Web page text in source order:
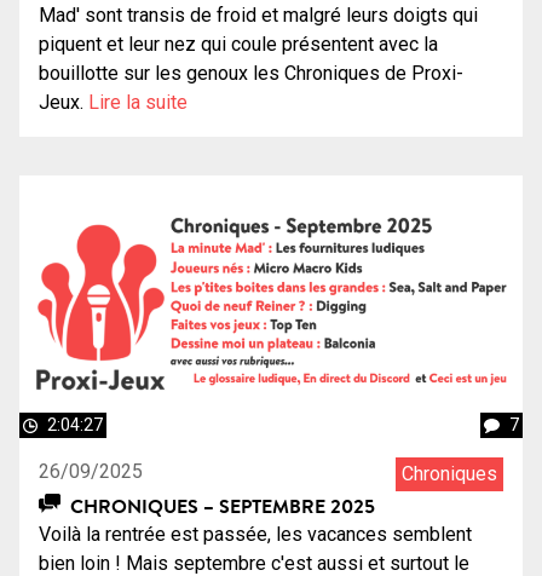
Mad' sont transis de froid et malgré leurs doigts qui
piquent et leur nez qui coule présentent avec la
bouillotte sur les genoux les Chroniques de Proxi-
Jeux. Lire la suite
2:04:27 7
26/09/2025 Chroniques
CHRONIQUES – SEPTEMBRE 2025
Voilà la rentrée est passée, les vacances semblent
bien loin ! Mais septembre c'est aussi et surtout le